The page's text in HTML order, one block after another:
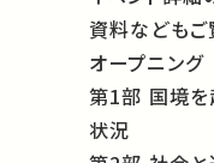
資料などもご
オープニング
第1部 国境を
状況